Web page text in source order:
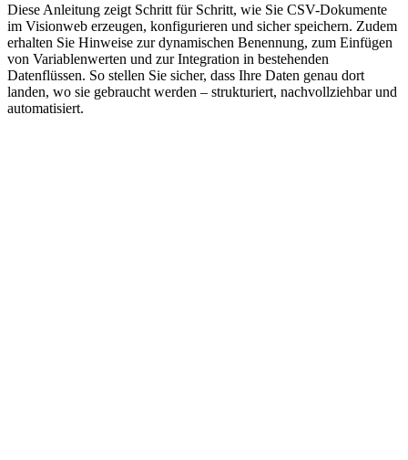
Diese Anleitung zeigt Schritt für Schritt, wie Sie CSV-Dokumente
im Visionweb erzeugen, konfigurieren und sicher speichern. Zudem
erhalten Sie Hinweise zur dynamischen Benennung, zum Einfügen
von Variablenwerten und zur Integration in bestehenden
Datenflüssen. So stellen Sie sicher, dass Ihre Daten genau dort
landen, wo sie gebraucht werden – strukturiert, nachvollziehbar und
automatisiert.